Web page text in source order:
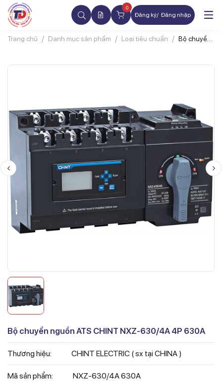
0
Đăng ký Đăng nhập
Trang chủ Danh mục sản phẩm Loại tiêu chuẩn
Bộ chuyển
Bộ chuyển nguồn ATS CHINT NXZ-630/4A 4P 630A
Thương hiệu: CHINT ELECTRIC ( sx tại CHINA )
Mã sản phẩm: NXZ-630/4A 630A